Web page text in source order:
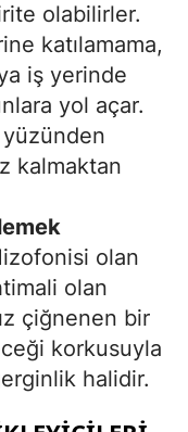
olabilirler.
katılamama,
iş yerinde
yol açar.
kalmaktan
olan
olan
çiğnenen bir
korkusuyla
halidir.